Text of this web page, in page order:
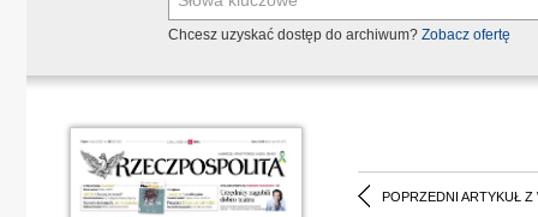
Chcesz uzyskać dostęp do archiwum? Zobacz ofertę
POPRZEDNI ARTYKUŁ Z